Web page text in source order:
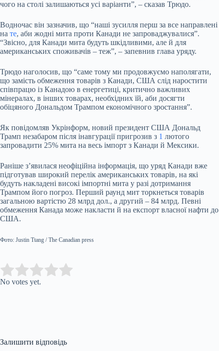
чого на столі залишаються усі варіанти”, – сказав Трюдо.
Водночас він зазначив, що “наші зусилля перш за все направлені
на те, аби жодні мита проти Канади не запроваджувалися”.
“Звісно, для Канади мита будуть шкідливими, але й для
американських споживачів – теж”, – запевнив глава уряду.
Трюдо наголосив, що “саме тому ми продовжуємо наполягати,
що замість обмеження товарів з Канади, США слід наростити
співпрацю із Канадою в енергетиці, критично важливих
мінералах, в інших товарах, необхідних їй, аби досягти
обіцяного Дональдом Трампом економічного зростання”.
Як повідомляв Укрінформ, новий президент США Дональд
Трамп незабаром після інавгурації пригрозив з 1 лютого
запровадити 25% мита на весь імпорт з Канади й Мексики.
Раніше зʼявилася неофіційна інформація, що уряд Канади вже
підготував широкий перелік американських товарів, на які
будуть накладені високі імпортні мита у разі дотримання
Трампом його погроз. Перший раунд мит торкнеться товарів
загальною вартістю 28 млрд дол., а другий – 84 млрд. Певні
обмеження Канада може накласти й на експорт власної нафти до
США.
Фото: Justin Ttang / The Canadian press
Rate this item:
No votes yet.
Залишити відповідь